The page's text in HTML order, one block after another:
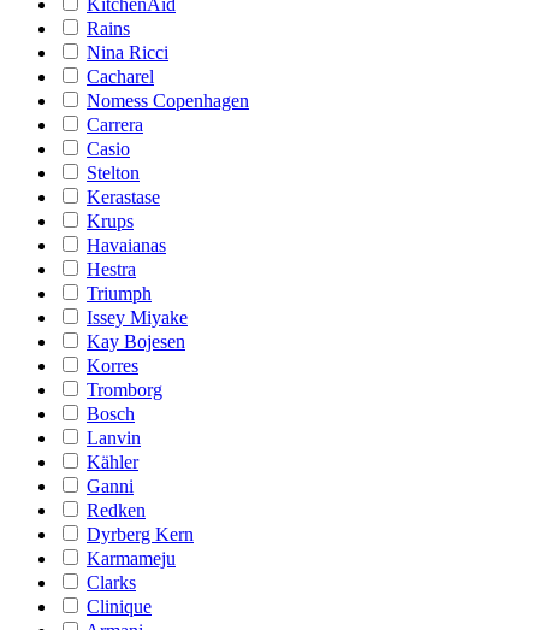
KitchenAid
Rains
Nina Ricci
Cacharel
Nomess Copenhagen
Carrera
Casio
Stelton
Kerastase
Krups
Havaianas
Hestra
Triumph
Issey Miyake
Kay Bojesen
Korres
Tromborg
Bosch
Lanvin
Kähler
Ganni
Redken
Dyrberg Kern
Karmameju
Clarks
Clinique